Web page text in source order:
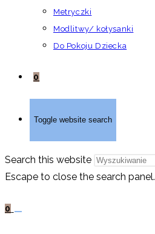
Metryczki
Modlitwy/ kołysanki
Do Pokoju Dziecka
0
Toggle website search
Search this website
Escape to close the search panel.
0